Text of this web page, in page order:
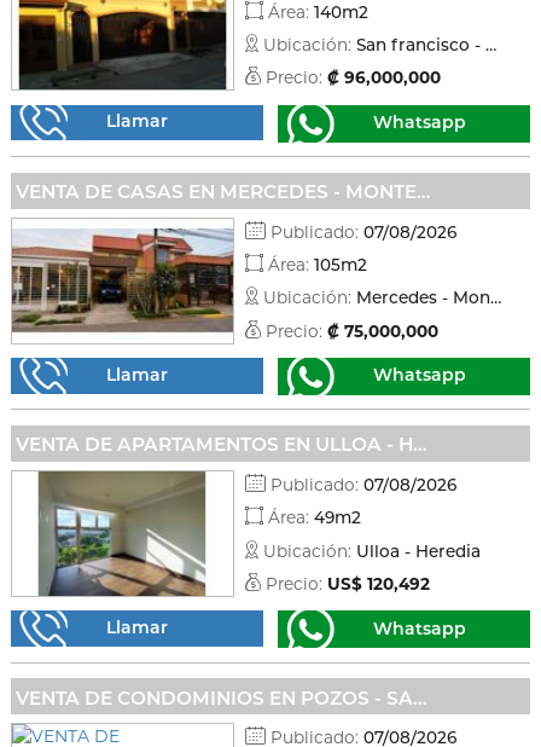
Área: 140m2
Ubicación:
San francisco - Heredia
Precio: ₡ 96,000,000
Llamar Whatsapp
VENTA DE CASAS EN MERCEDES - MONTES DE OCA
Publicado: 07/08/2026
Área: 105m2
Ubicación:
Mercedes - Montes de oca
Precio: ₡ 75,000,000
Llamar Whatsapp
VENTA DE APARTAMENTOS EN ULLOA - HEREDIA
Publicado: 07/08/2026
Área: 49m2
Ubicación: Ulloa - Heredia
Precio: US$ 120,492
Llamar Whatsapp
VENTA DE CONDOMINIOS EN POZOS - SANTA ANA
Publicado: 07/08/2026